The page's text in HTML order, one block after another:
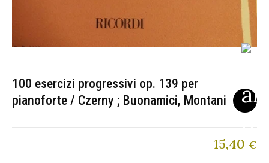
100 esercizi progressivi op. 139 per
pianoforte / Czerny ; Buonamici, Montani
15,40 €